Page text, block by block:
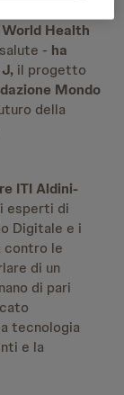
World Health
- ha
il progetto
Mondo
della
ITI Aldini-
esperti di
Digitale e i
contro le
di un
di pari
tecnologia
e la